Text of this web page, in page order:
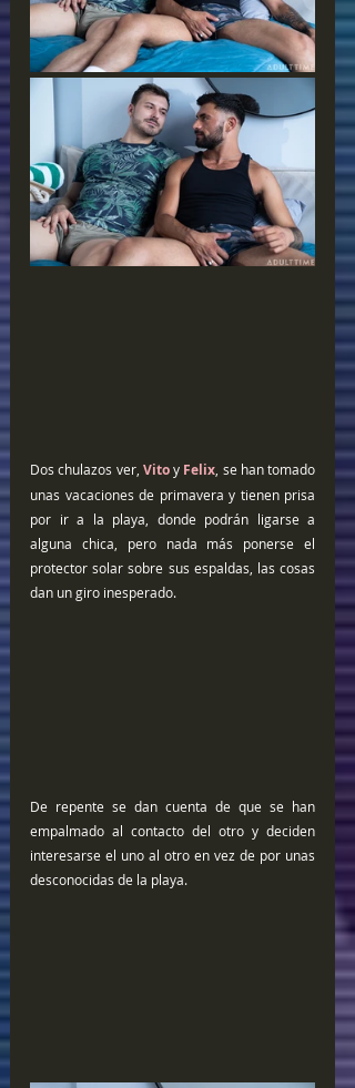
Dos chulazos ver, Vito y Felix , se han tomado
unas vacaciones de primavera y tienen prisa
por ir a la playa, donde podrán ligarse a
alguna chica, pero nada más ponerse el
protector solar sobre sus espaldas, las cosas
dan un giro inesperado.
De repente se dan cuenta de que se han
empalmado al contacto del otro y deciden
interesarse el uno al otro en vez de por unas
desconocidas de la playa.